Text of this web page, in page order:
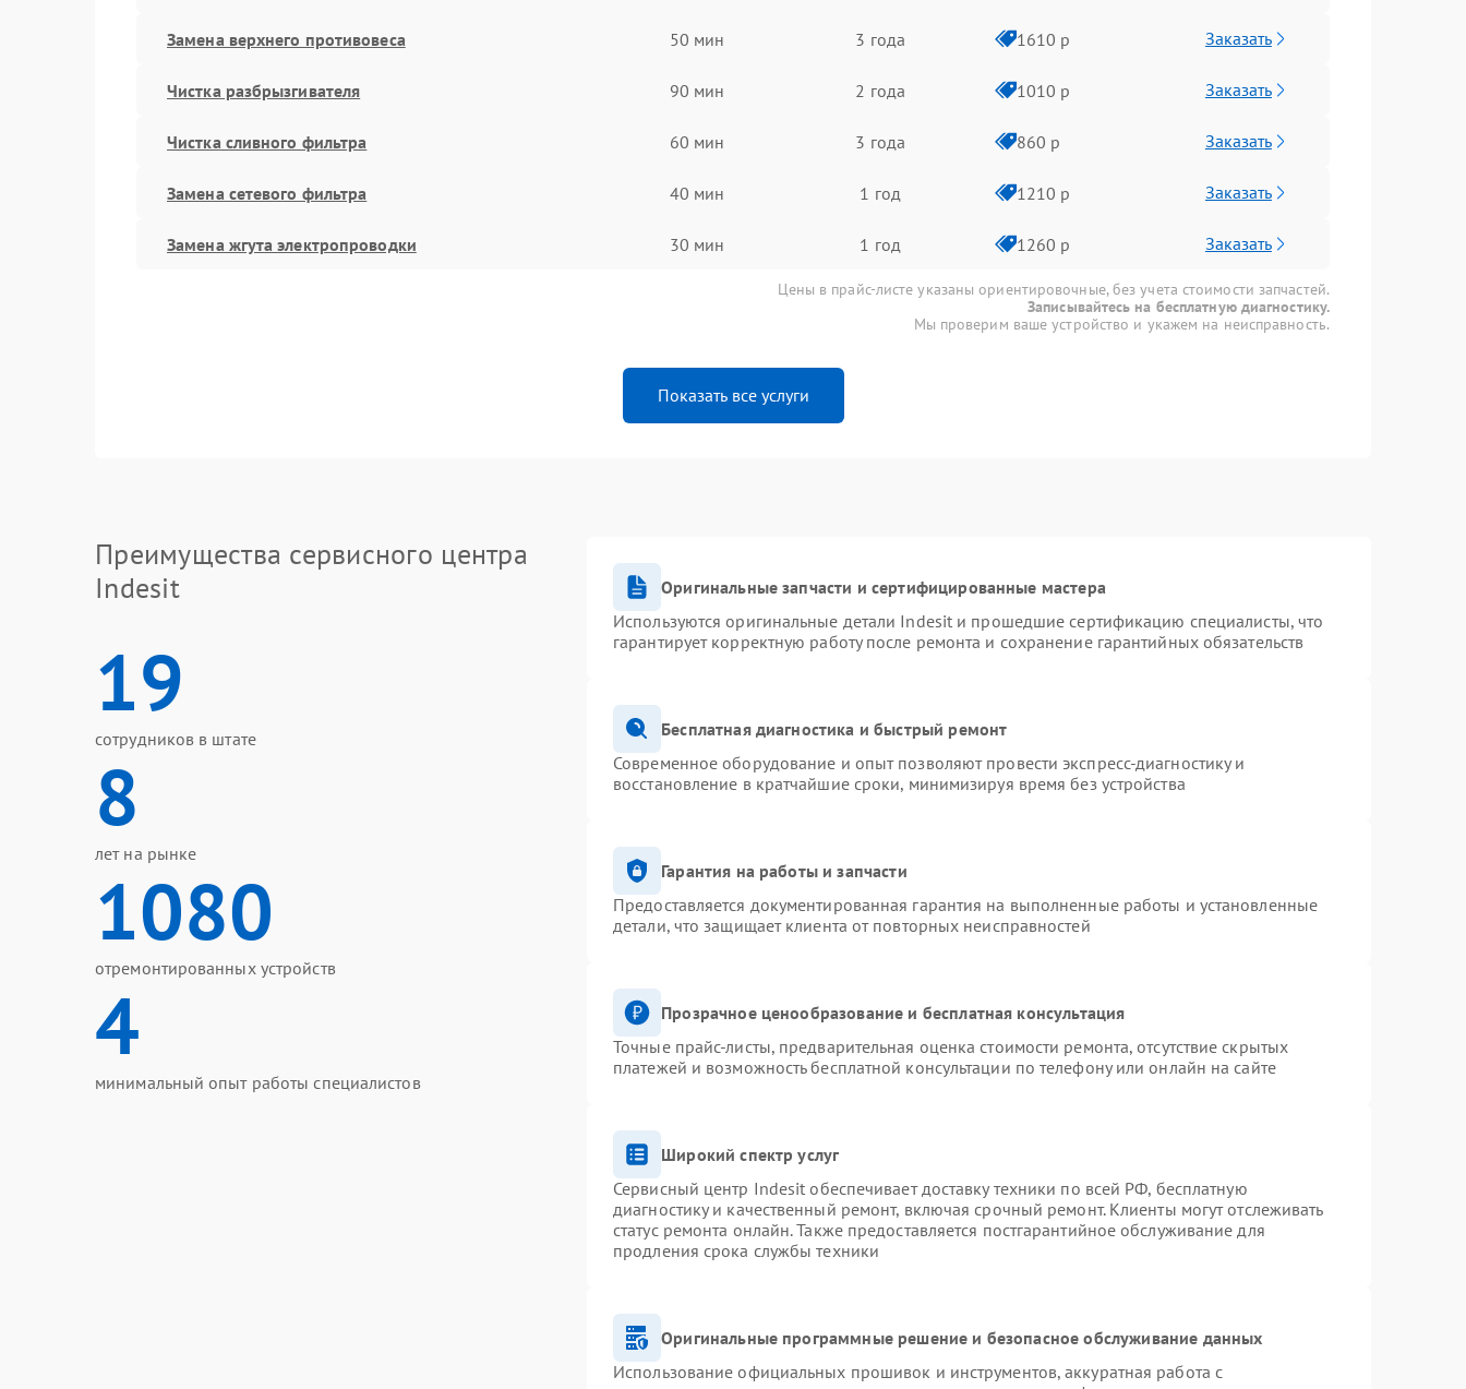
Замена верхнего противовеса 50 мин 3 года 1610 р Заказать
Чистка разбрызгивателя 90 мин 2 года 1010 р Заказать
Чистка сливного фильтра 60 мин 3 года 860 р Заказать
Замена сетевого фильтра 40 мин 1 год 1210 р Заказать
Замена жгута электропроводки 30 мин 1 год 1260 р Заказать
Цены в прайс-листе указаны ориентировочные, без учета стоимости запчастей.
Записывайтесь на бесплатную диагностику.
Мы проверим ваше устройство и укажем на неисправность.
Показать все услуги
Преимущества сервисного центра
Indesit
19
сотрудников в штате
8
лет на рынке
1080
отремонтированных устройств
4
минимальный опыт работы специалистов
Оригинальные запчасти и сертифицированные мастера
Используются оригинальные детали Indesit и прошедшие сертификацию специалисты, что
гарантирует корректную работу после ремонта и сохранение гарантийных обязательств
Бесплатная диагностика и быстрый ремонт
Современное оборудование и опыт позволяют провести экспресс-диагностику и
восстановление в кратчайшие сроки, минимизируя время без устройства
Гарантия на работы и запчасти
Предоставляется документированная гарантия на выполненные работы и установленные
детали, что защищает клиента от повторных неисправностей
Прозрачное ценообразование и бесплатная консультация
Точные прайс-листы, предварительная оценка стоимости ремонта, отсутствие скрытых
платежей и возможность бесплатной консультации по телефону или онлайн на сайте
Широкий спектр услуг
Сервисный центр Indesit обеспечивает доставку техники по всей РФ, бесплатную
диагностику и качественный ремонт, включая срочный ремонт. Клиенты могут отслеживать
статус ремонта онлайн. Также предоставляется постгарантийное обслуживание для
продления срока службы техники
Оригинальные программные решение и безопасное обслуживание данных
Использование официальных прошивок и инструментов, аккуратная работа с